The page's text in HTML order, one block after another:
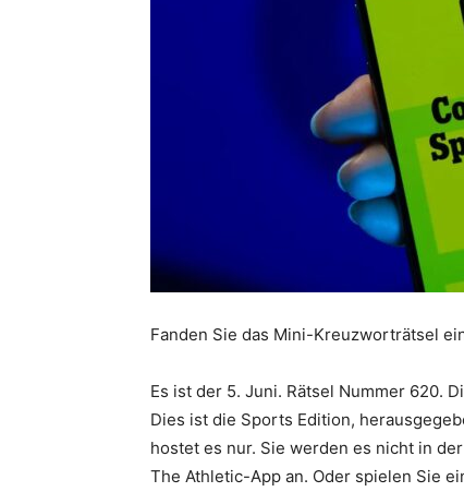
Fanden Sie das Mini-Kreuzworträtsel
Es ist der 5. Juni. Rätsel Nummer 620.
Dies ist die Sports Edition,
hostet es nur. Sie werden es nicht in
The Athletic-App an. Oder spielen Sie